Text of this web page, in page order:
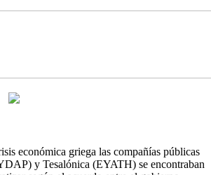
económica griega las compañías públicas
y Tesalónica (EYATH) se encontraban